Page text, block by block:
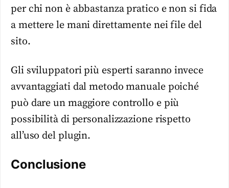
per chi non è abbastanza pratico e non si fida
a mettere le mani direttamente nei file del
sito.
Gli sviluppatori più esperti saranno invece
avvantaggiati dal metodo manuale poiché
può dare un maggiore controllo e più
possibilità di personalizzazione rispetto
all’uso del plugin.
Conclusione